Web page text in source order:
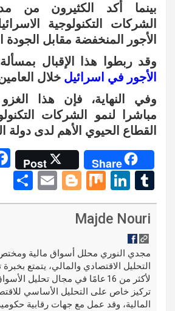
بينما أكد الكثيرون من
الشركات التكنولوجية
الأجور المنخفضة مقابل الجودة
وقد ربطوا هذا الإقبال بمسألة
الأجور في اسرائيل خلال
وفي النهاية، فإن هذا الغزو
مباشرا لنمو الشركات
القطاع الحيوي الأهم لدى دولة
Share
Post
T
u
m
bl
r
Li
n
ke
n
M
ix
Bl
o
er
E
m
h
Majde Nouri
مجدي النوري محلل أسواق مالية
التحليل الاقتصادي والمالي، يتمتع بخبرة
لأكثر من 16 عامًا في مجال تحليل
تركيز خاص على التحليل الأساسي
المالية، وقد عمل مع جهات رقابية